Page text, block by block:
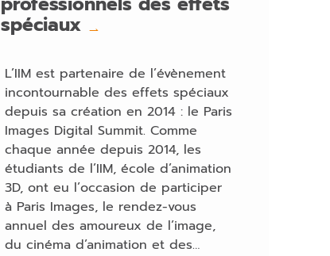
spéciaux →
L’IIM est partenaire de l’évènement
incontournable des effets spéciaux
depuis sa création en 2014 : le Paris
Images Digital Summit. Comme
chaque année depuis 2014, les
étudiants de l’IIM, école d’animation
3D, ont eu l’occasion de participer
à Paris Images, le rendez-vous
annuel des amoureux de l’image,
du cinéma d’animation et des…